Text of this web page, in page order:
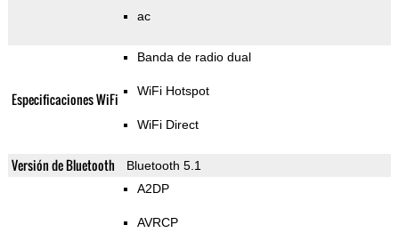
ac
Especificaciones WiFi
Banda de radio dual
WiFi Hotspot
WiFi Direct
Versión de Bluetooth Bluetooth 5.1
A2DP
AVRCP